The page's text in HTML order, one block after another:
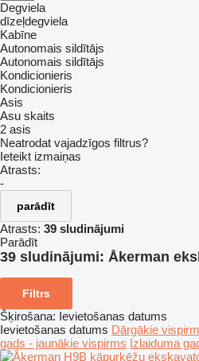
Degviela
dīzeļdegviela
Kabīne
Autonomais sildītājs
Autonomais sildītājs
Kondicionieris
Kondicionieris
Asis
Asu skaits
2 asis
Neatrodat vajadzīgos filtrus?
Ieteikt izmaiņas
Atrasts:
-
parādīt
Atrasts: 39 sludinājumi
Parādīt
39 sludinājumi: Åkerman
Filtrs
Šķirošana: Ievietošanas datums
Ievietošanas datums Dārgākie
gads - jaunākie vispirms Izlaiduma